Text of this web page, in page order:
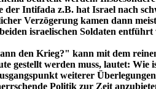
Intifada z.B. hat Israel nach
Verzögerung kamen dann
israelischen Soldaten
den Krieg?" kann mit dem
gestellt werden muss, lautet:
weiterer
Politik zur Zeit